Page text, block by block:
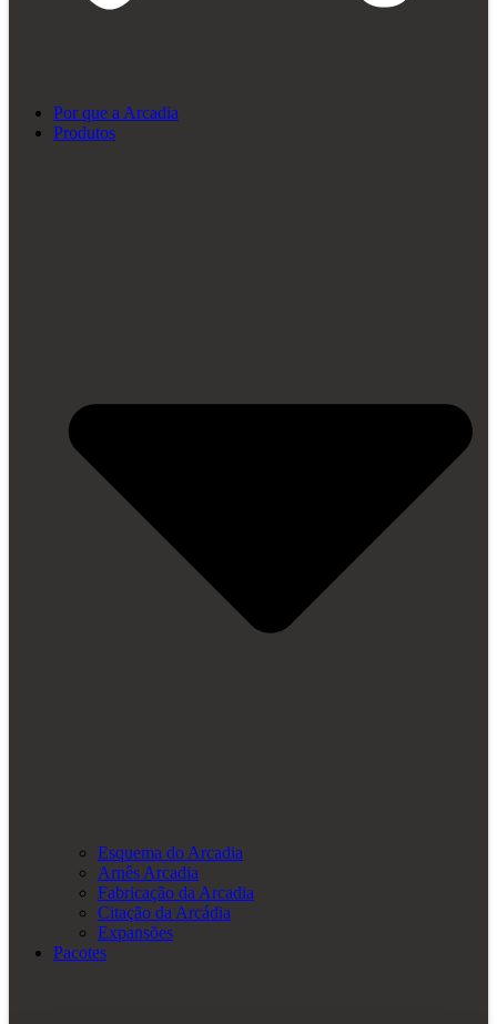
Por que a Arcadia
Produtos
Esquema do Arcadia
Arnês Arcadia
Fabricação da Arcadia
Citação da Arcádia
Expansões
Pacotes